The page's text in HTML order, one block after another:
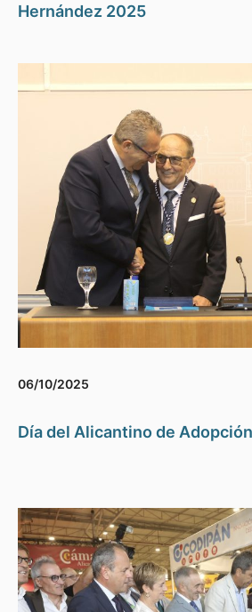
Hernández 2025
06/10/2025
Día del Alicantino de